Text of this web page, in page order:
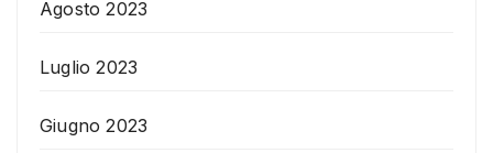
Agosto 2023
Luglio 2023
Giugno 2023